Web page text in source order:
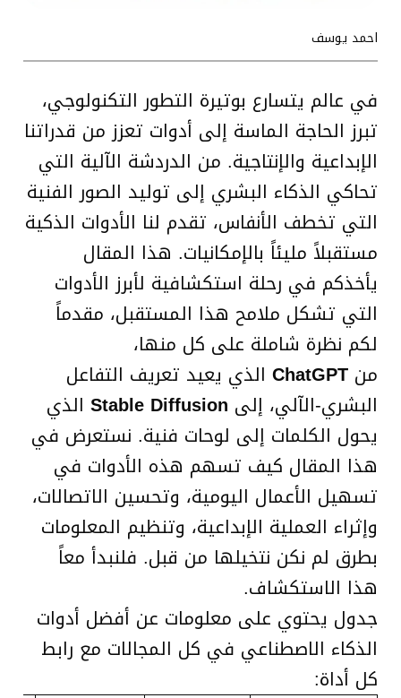
احمد يوسف
في عالم يتسارع بوتيرة التطور التكنولوجي،
تبرز الحاجة الماسة إلى أدوات تعزز من قدراتنا
الإبداعية والإنتاجية. من الدردشة الآلية التي
تحاكي الذكاء البشري إلى توليد الصور الفنية
التي تخطف الأنفاس، تقدم لنا الأدوات الذكية
مستقبلاً مليئاً بالإمكانيات. هذا المقال
يأخذكم في رحلة استكشافية لأبرز الأدوات
التي تشكل ملامح هذا المستقبل، مقدماً
لكم نظرة شاملة على كل منها،
منChatGPT الذي يعيد تعريف التفاعل
البشري-الآلي، إلى Stable Diffusion الذي
يحول الكلمات إلى لوحات فنية. نستعرض في
هذا المقال كيف تسهم هذه الأدوات في
تسهيل الأعمال اليومية، وتحسين الاتصالات،
وإثراء العملية الإبداعية، وتنظيم المعلومات
بطرق لم نكن نتخيلها من قبل. فلنبدأ معاً
هذا الاستكشاف.
جدول يحتوي على معلومات عن أفضل أدوات
الذكاء الاصطناعي في كل المجالات مع رابط
كل أداة: